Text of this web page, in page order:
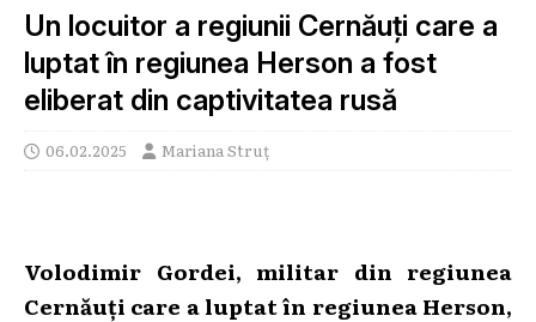
Un locuitor a regiunii Cernăuți care a
luptat în regiunea Herson a fost
eliberat din captivitatea rusă
06.02.2025 Mariana Struț
Volodimir Gordei, militar din regiunea
Cernăuți care a luptat în regiunea Herson,